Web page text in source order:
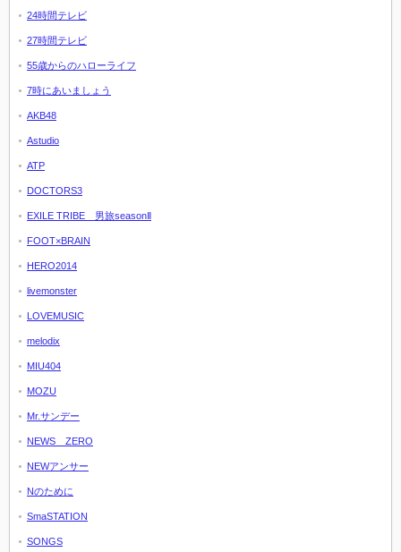
24時間テレビ
27時間テレビ
55歳からのハローライフ
7時にあいましょう
AKB48
Astudio
ATP
DOCTORS3
EXILE TRIBE 男旅seasonⅡ
FOOT×BRAIN
HERO2014
livemonster
LOVEMUSIC
melodix
MIU404
MOZU
Mr.サンデー
NEWS ZERO
NEWアンサー
Nのために
SmaSTATION
SONGS